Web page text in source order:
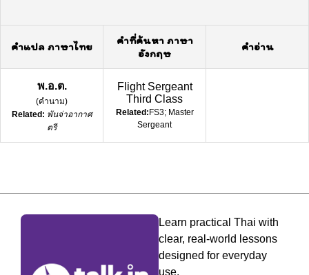
คำแปล ภาษาไทย
คำที่ค้นหา ภาษา
อังกฤษ
คำอ่าน
พ.อ.ต.
(คำนาม)
Related: พันจ่าอากาศ
ตรี
Flight Sergeant
Third Class
Related:FS3; Master
Sergeant
Learn practical Thai with
clear, real-world lessons
designed for everyday
use.